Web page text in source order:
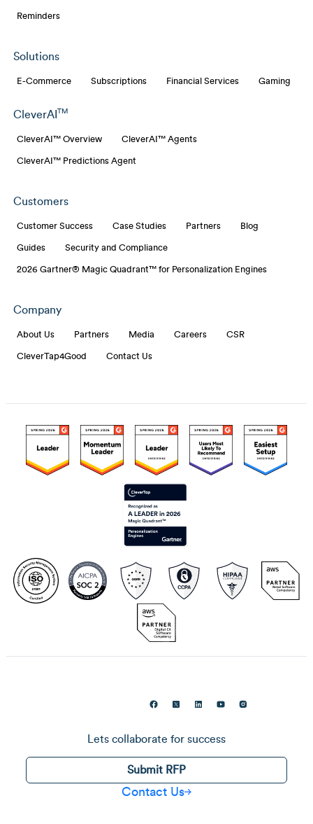
Reminders
Solutions
E-Commerce Subscriptions Financial Services Gaming
CleverAI TM
CleverAI™ Overview CleverAI™ Agents
CleverAI™ Predictions Agent
Customers
Customer Success Case Studies Partners Blog
Guides Security and Compliance
2026 Gartner® Magic Quadrant™ for Personalization Engines
Company
About Us Partners Media Careers CSR
CleverTap4Good Contact Us
Lets collaborate for success
Submit RFP
Contact Us